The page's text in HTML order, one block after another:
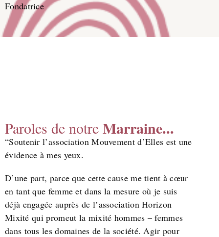
Fondatrice
Paroles de notre Marraine...
“Soutenir l’association Mouvement d’Elles est une
évidence à mes yeux.
D’une part, parce que cette cause me tient à cœur
en tant que femme et dans la mesure où je suis
déjà engagée auprès de l’association Horizon
Mixité qui promeut la mixité hommes – femmes
dans tous les domaines de la société. Agir pour